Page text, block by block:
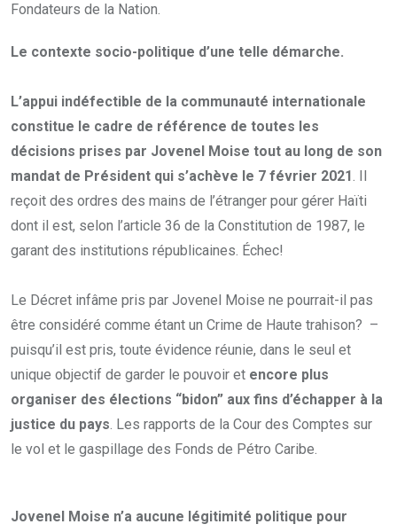
Fondateurs de la Nation.
Le contexte socio-politique d’une telle démarche.
L’appui indéfectible de la communauté internationale
constitue le cadre de référence de toutes les
décisions prises par Jovenel Moise tout au long de son
mandat de Président qui s’achève le 7 février 2021. Il
reçoit des ordres des mains de l’étranger pour gérer Haïti
dont il est, selon l’article 36 de la Constitution de 1987, le
garant des institutions républicaines. Échec!
Le Décret infâme pris par Jovenel Moise ne pourrait-il pas
être considéré comme étant un Crime de Haute trahison? –
puisqu’il est pris, toute évidence réunie, dans le seul et
unique objectif de garder le pouvoir et encore plus
organiser des élections “bidon” aux fins d’échapper à la
justice du pays. Les rapports de la Cour des Comptes sur
le vol et le gaspillage des Fonds de Pétro Caribe.
Jovenel Moise n’a aucune légitimité politique pour